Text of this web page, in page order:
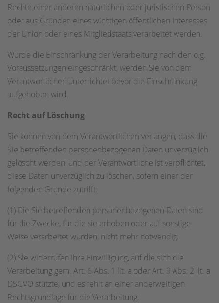
Rechte einer anderen natürlichen oder juristischen Person
oder aus Gründen eines wichtigen öffentlichen Interesses
der Union oder eines Mitgliedstaats verarbeitet werden.
Wurde die Einschränkung der Verarbeitung nach den o.g.
Voraussetzungen eingeschränkt, werden Sie von dem
Verantwortlichen unterrichtet bevor die Einschränkung
aufgehoben wird.
Recht auf Löschung
Sie können von dem Verantwortlichen verlangen, dass die
Sie betreffenden personenbezogenen Daten unverzüglich
gelöscht werden, und der Verantwortliche ist verpflichtet,
diese Daten unverzüglich zu löschen, sofern einer der
folgenden Gründe zutrifft:
(1) Die Sie betreffenden personenbezogenen Daten sind
für die Zwecke, für die sie erhoben oder auf sonstige
Weise verarbeitet wurden, nicht mehr notwendig.
(2) Sie widerrufen Ihre Einwilligung, auf die sich die
Verarbeitung gem. Art. 6 Abs. 1 lit. a oder Art. 9 Abs. 2 lit. a
DSGVO stützte, und es fehlt an einer anderweitigen
Rechtsgrundlage für die Verarbeitung.